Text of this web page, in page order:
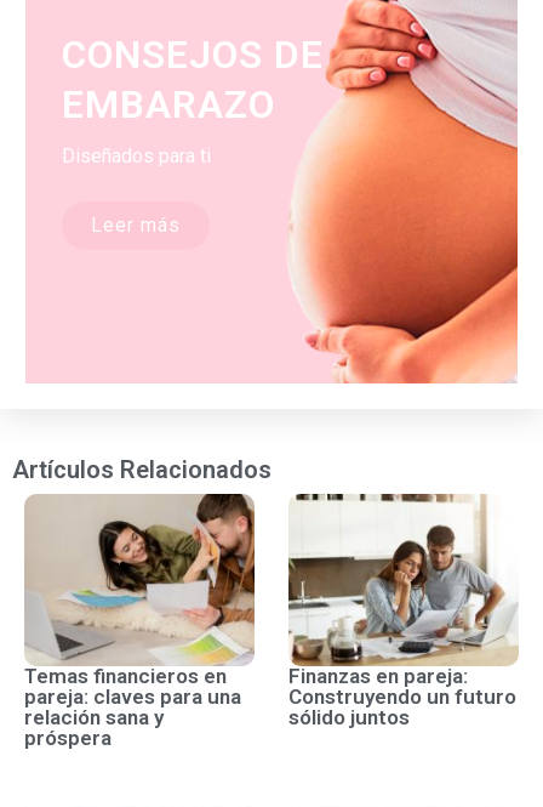
CONSEJOS DE
EMBARAZO
Diseñados para ti
Leer más
Artículos Relacionados
Temas financieros en
pareja: claves para una
relación sana y
próspera
Finanzas en pareja:
Construyendo un futuro
sólido juntos